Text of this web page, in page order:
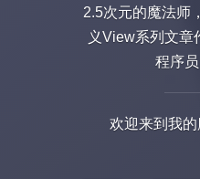
2.5次元的魔法师
义View系列文章
程序员
欢迎来到我